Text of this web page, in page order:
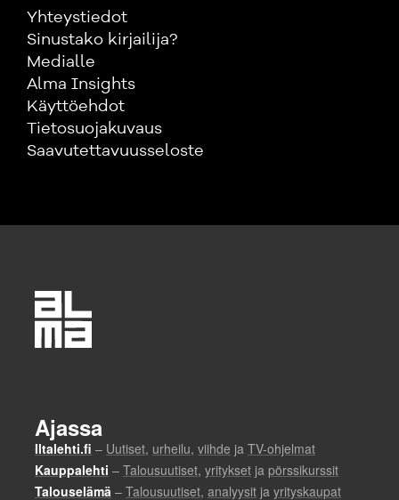
Yhteystiedot
Sinustako kirjailija?
Medialle
Alma Insights
Käyttöehdot
Tietosuojakuvaus
Saavutettavuusseloste